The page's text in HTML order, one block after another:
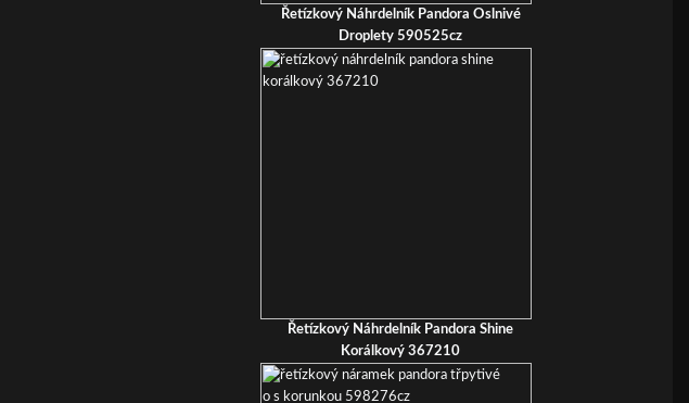
Řetízkový Náhrdelník Pandora Oslnivé
Droplety 590525cz
Řetízkový Náhrdelník Pandora Shine
Korálkový 367210